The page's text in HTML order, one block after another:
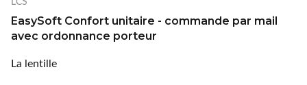
EasySoft Confort unitaire - commande par mail
avec ordonnance porteur
La lentille